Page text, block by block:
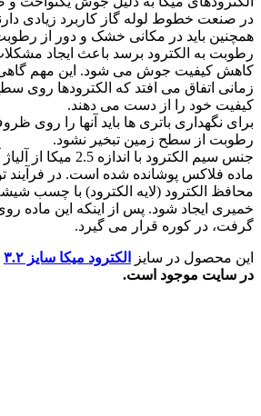
در صنعت خطوط لوله گاز کاربرد زیادی
همچنین باید در مکانی خشک و دور از
رطوبت به الکترود برسد باعث ایجاد
کاهش کیفیت جوش می شود. این مهم
زمانی اتفاق می افتد که الکترودها روی
کیفیت خود را از دست می دهند.
برای نگهداری باتری ها باید آنها را روی
رطوبت از سطح زمین تبخیر نشود.
جنس سیم الکترود با
ماده فلاکس پوشانده شده است. در فرآیند
محافظ الکترود (لایه الکترود) با چسب
خمیری ایجاد شود. پس از اینکه این ماده
گرفت، در کوره قرار می گیرد.
این محصول در سایز الکترود میکا سایز ۳.۲
در سایت موجود است.